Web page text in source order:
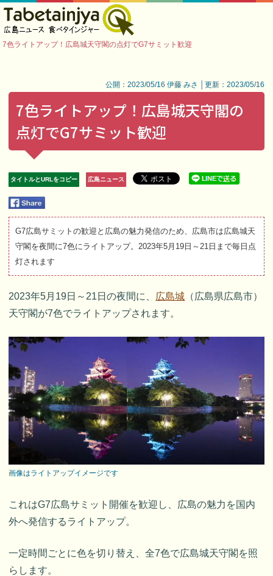
7色ライトアップ！広島城天守閣の点灯でG7サミット歓迎
公開：2023/05/16 伊藤 みさ │更新：2023/05/16
7色ライトアップ！広島城天守閣の
点灯でG7サミット歓迎
タイトルとURLをコピー 広島ニュース
G7広島サミットの歓迎と広島の魅力発信のため、広島市は広島城天
守閣を夜間に7色にライトアップ。2023年5月19日～21日まで毎日点
灯されます
2023年5月19日～21日の夜間に、 広島城 （広島県広島市）
天守閣が7色でライトアップされます。
画像はライトアップイメージです
これはG7広島サミット開催を歓迎し、広島の魅力を国内
外へ発信するライトアップ。
一定時間ごとに色を切り替え、全7色で広島城天守閣を照
らします。